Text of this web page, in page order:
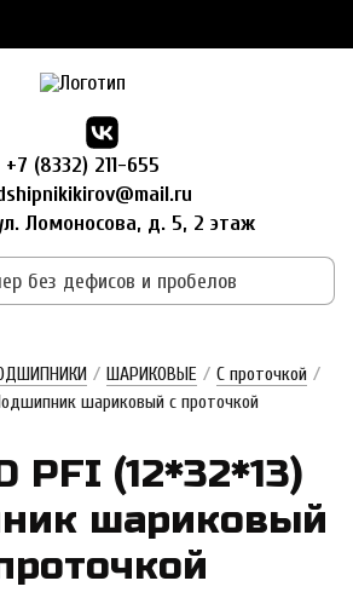
+7 (8332) 211-655
Ломоносова, д. 5, 2 этаж
/ ШАРИКОВЫЕ / С проточкой /
шариковый с проточкой
PFI (12*32*13)
ша­ри­ко­вый